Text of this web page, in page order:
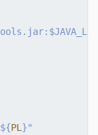
${PL}"